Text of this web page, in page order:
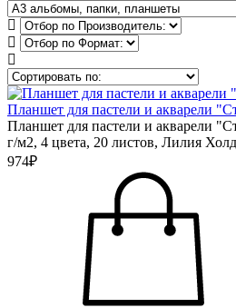
Планшет для пастели и акварели
Планшет для пастели и акварели
г/м2, 4 цвета, 20 листов, Лилия
974₽